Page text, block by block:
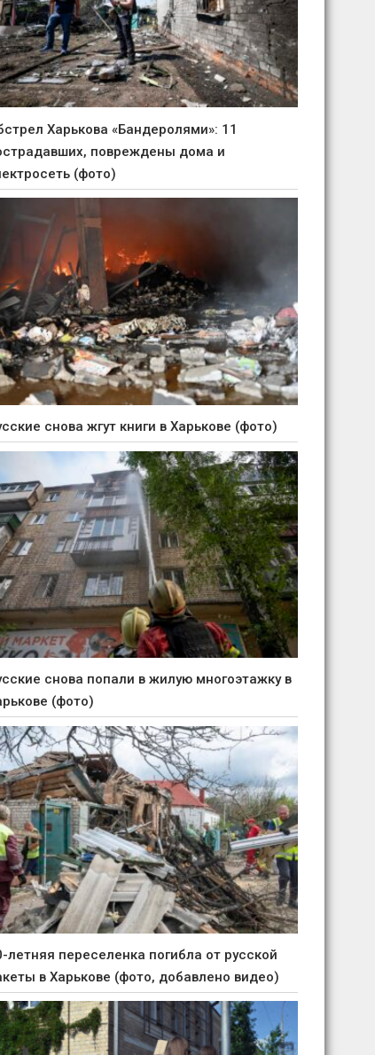
Харькова «Бандеролями»: 11
повреждены дома и
(фото)
снова жгут книги в Харькове (фото)
снова попали в жилую многоэтажку в
(фото)
летняя переселенка погибла от русской
в Харькове (фото, добавлено видео)